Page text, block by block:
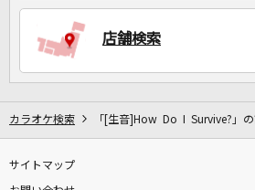
店舗検索
カラオケ検索 「[生音]How Do I Survive?」の
サイトマップ